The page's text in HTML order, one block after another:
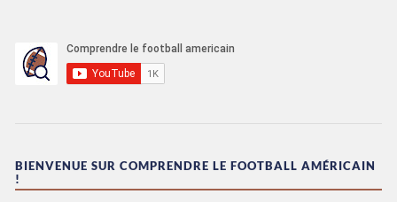
BIENVENUE SUR COMPRENDRE LE FOOTBALL AMÉRICAIN
!